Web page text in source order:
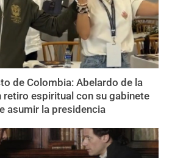
de Colombia: Abelardo de la
retiro espiritual con su gabinete
asumir la presidencia